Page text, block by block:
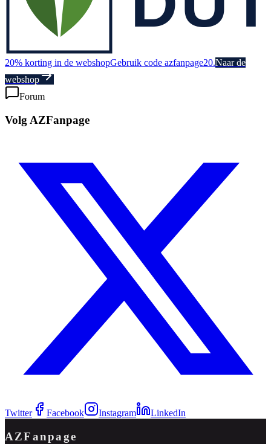
20% korting in de webshopGebruik code azfanpage20.Naar de
webshop
Forum
Volg AZFanpage
Twitter Facebook Instagram LinkedIn
AZFanpage